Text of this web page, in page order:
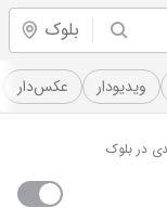
بلوک
ویدیو‌دار عکس‌دار
در بلوک